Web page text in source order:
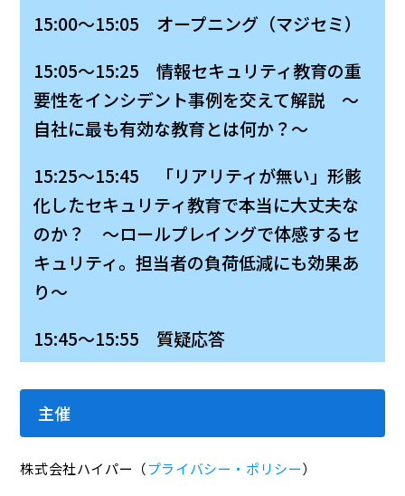
15:00～15:05 オープニング（マジセミ）
15:05～15:25 情報セキュリティ教育の重
要性をインシデント事例を交えて解説 ～
自社に最も有効な教育とは何か？～
15:25～15:45 「リアリティが無い」形骸
化したセキュリティ教育で本当に大丈夫な
のか？ ～ロールプレイングで体感するセ
キュリティ。担当者の負荷低減にも効果あ
り～
15:45～15:55 質疑応答
主催
株式会社ハイパー（プライバシー・ポリシー）